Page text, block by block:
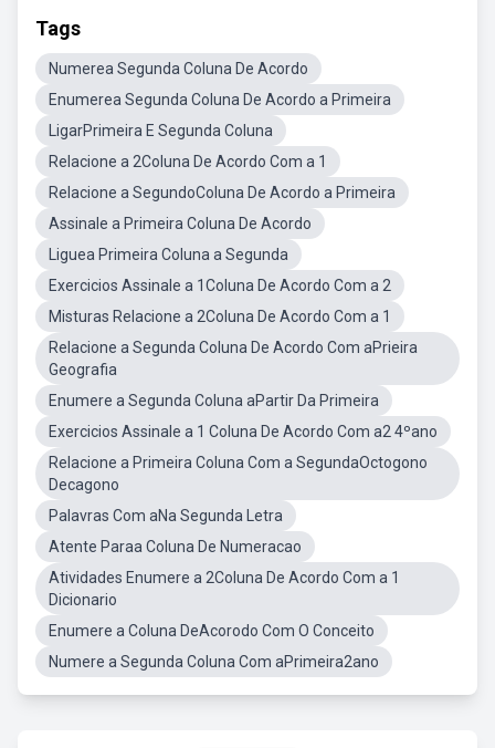
Tags
Numerea Segunda Coluna De Acordo
Enumerea Segunda Coluna De Acordo a Primeira
LigarPrimeira E Segunda Coluna
Relacione a 2Coluna De Acordo Com a 1
Relacione a SegundoColuna De Acordo a Primeira
Assinale a Primeira Coluna De Acordo
Liguea Primeira Coluna a Segunda
Exercicios Assinale a 1Coluna De Acordo Com a 2
Misturas Relacione a 2Coluna De Acordo Com a 1
Relacione a Segunda Coluna De Acordo Com aPrieira
Geografia
Enumere a Segunda Coluna aPartir Da Primeira
Exercicios Assinale a 1 Coluna De Acordo Com a2 4ºano
Relacione a Primeira Coluna Com a SegundaOctogono
Decagono
Palavras Com aNa Segunda Letra
Atente Paraa Coluna De Numeracao
Atividades Enumere a 2Coluna De Acordo Com a 1
Dicionario
Enumere a Coluna DeAcorodo Com O Conceito
Numere a Segunda Coluna Com aPrimeira2ano